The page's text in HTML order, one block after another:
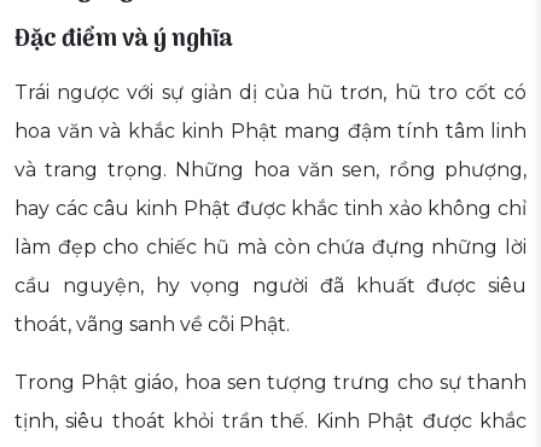
Đặc điểm và ý nghĩa
Trái ngược với sự giản dị của hũ trơn, hũ tro cốt có
hoa văn và khắc kinh Phật mang đậm tính tâm linh
và trang trọng. Những hoa văn sen, rồng phượng,
hay các câu kinh Phật được khắc tinh xảo không chỉ
làm đẹp cho chiếc hũ mà còn chứa đựng những lời
cầu nguyện, hy vọng người đã khuất được siêu
thoát, vãng sanh về cõi Phật.
Trong Phật giáo, hoa sen tượng trưng cho sự thanh
tịnh, siêu thoát khỏi trần thế. Kinh Phật được khắc